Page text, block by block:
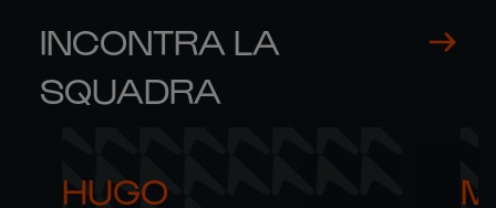
INCONTRA LA
SQUADRA
HUGO